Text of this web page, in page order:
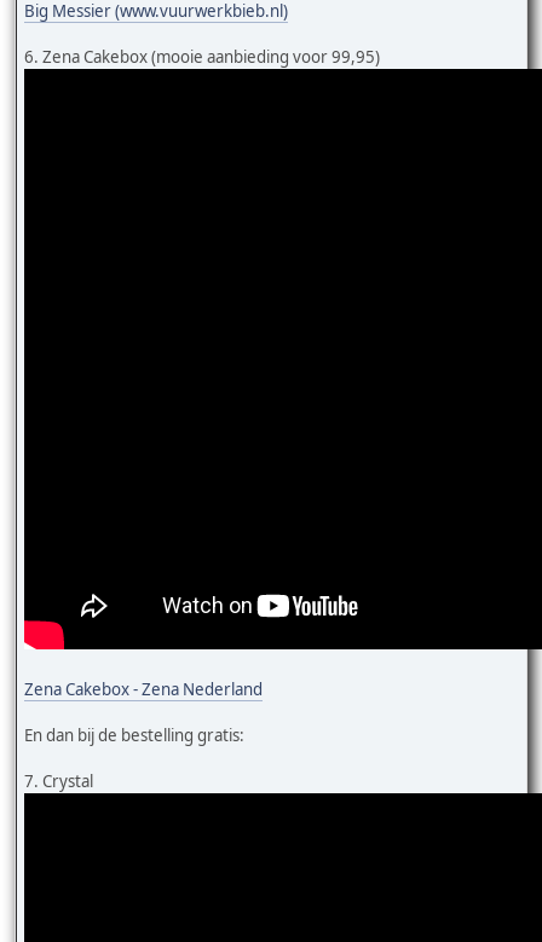
Big Messier (www.vuurwerkbieb.nl)
6. Zena Cakebox (mooie aanbieding voor 99,95)
Zena Cakebox - Zena Nederland
En dan bij de bestelling gratis:
7. Crystal